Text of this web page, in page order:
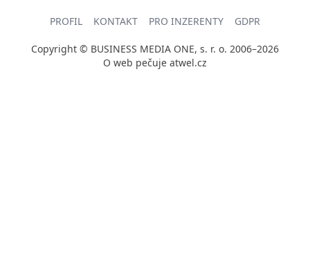
PROFIL KONTAKT PRO INZERENTY GDPR
Copyright © BUSINESS MEDIA ONE, s. r. o. 2006–2026